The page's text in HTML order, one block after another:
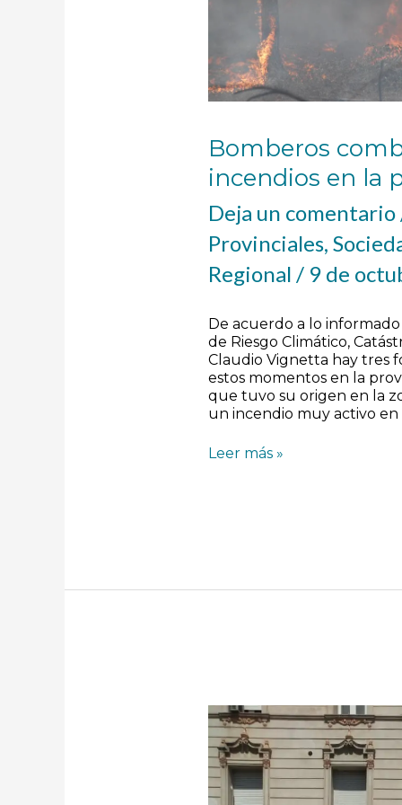
Bomberos
incendios en la
Deja un comentario
Provinciales,
Regional/ 9 de
De acuerdo a lo
de Riesgo Climático,
Claudio Vignetta hay tres
estos momentos en la
que tuvo su origen en la
un incendio muy activo
Leer más »
Barrenderos
se
movilizaron
frente
a